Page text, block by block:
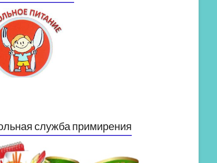
служба примирения